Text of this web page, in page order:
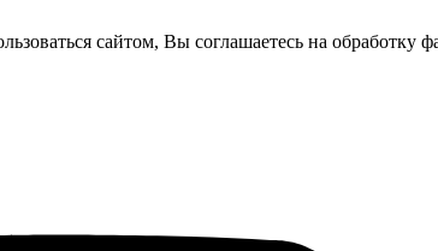
сайтом, Вы соглашаетесь на